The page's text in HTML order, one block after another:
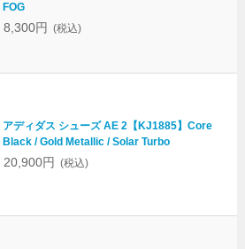
FOG
8,300円 (税込)
アディダス シューズ AE 2【KJ1885】Core
Black / Gold Metallic / Solar Turbo
20,900円 (税込)